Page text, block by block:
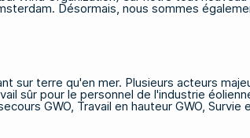
Désormais, nous sommes
sur terre qu'en mer. Plusieurs acteurs
sûr pour le personnel de l'industrie
GWO Travail en hauteur GWO Survie